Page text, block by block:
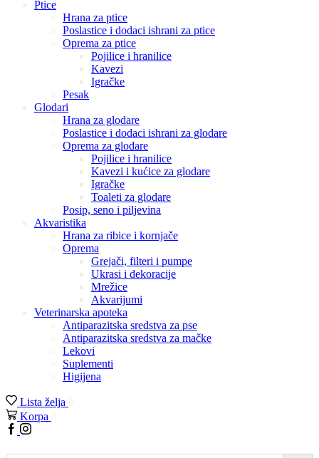
Ptice
Hrana za ptice
Poslastice i dodaci ishrani za ptice
Oprema za ptice
Pojilice i hranilice
Kavezi
Igračke
Pesak
Glodari
Hrana za glodare
Poslastice i dodaci ishrani za glodare
Oprema za glodare
Pojilice i hranilice
Kavezi i kućice za glodare
Igračke
Toaleti za glodare
Posip, seno i piljevina
Akvaristika
Hrana za ribice i kornjače
Oprema
Grejači, filteri i pumpe
Ukrasi i dekoracije
Mrežice
Akvarijumi
Veterinarska apoteka
Antiparazitska sredstva za pse
Antiparazitska sredstva za mačke
Lekovi
Suplementi
Higijena
Lista želja 0
Korpa 0
Facebook
Instagram